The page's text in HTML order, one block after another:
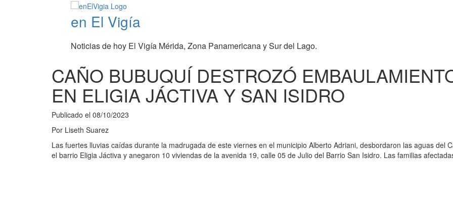
en El Vigía
Noticias de hoy El Vigía Mérida, Zona Panamericana y Sur del Lago.
CAÑO BUBUQUÍ DESTROZÓ
EN ELIGIA JÁCTIVA Y SAN ISIDRO
Publicado el 08/10/2023
Por Liseth Suarez
Las fuertes lluvias caídas durante la madrugada de este viernes en el municipio Alberto Adriani, desbordaron las aguas del
el barrio Eligia Jáctiva y anegaron 10 viviendas de la avenida 19, calle 05 de Julio del Barrio San Isidro. Las familias